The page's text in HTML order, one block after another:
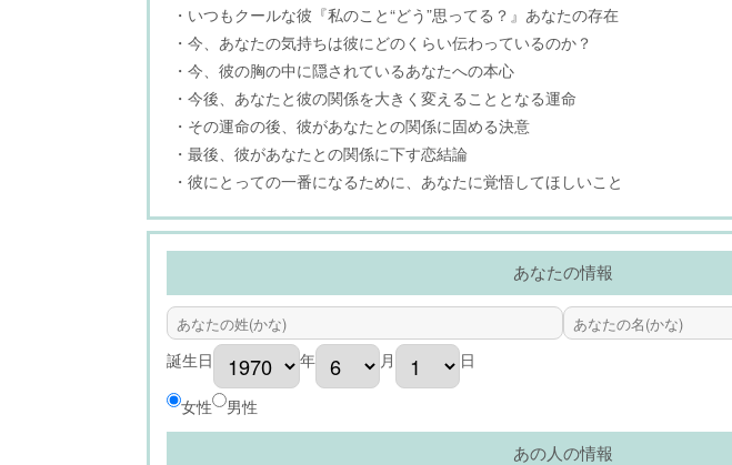
・いつもクールな彼『私のこと“どう”思ってる？』あなたの存在
・今、あなたの気持ちは彼にどのくらい伝わっているのか？
・今、彼の胸の中に隠されているあなたへの本心
・今後、あなたと彼の関係を大きく変えることとなる運命
・その運命の後、彼があなたとの関係に固める決意
・最後、彼があなたとの関係に下す恋結論
・彼にとっての一番になるために、あなたに覚悟してほしいこと
あなたの情報
誕生日 年 月 日
女性 男性
あの人の情報